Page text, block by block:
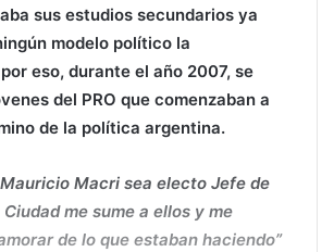
sus estudios secundarios ya
modelo político la
eso, durante el año 2007, se
del PRO que comenzaban a
de la política argentina.
Macri sea electo Jefe de
me sume a ellos y me
de lo que estaban haciendo”